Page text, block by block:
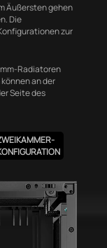
Äußersten gehen
Die
zur
mm-Radiatoren
an der
Seite des